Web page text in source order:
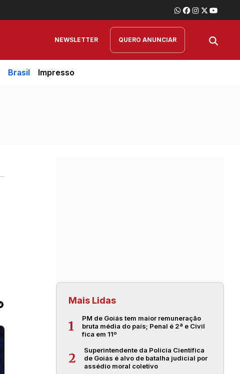
NEWSLETTER QUERO ANUNCIAR
Brasil Impresso
Mais Lidas
1
PM de Goiás tem maior remuneração
bruta média do país; Penal é 2ª e Civil
fica em 11º
2
Superintendente da Polícia Científica
de Goiás é alvo de batalha judicial por
assédio moral coletivo